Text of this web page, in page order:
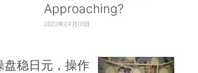
Approaching?
2022年04月01日
稳日元，操作